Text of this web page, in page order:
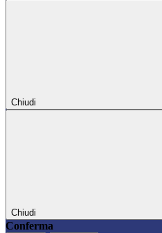
Chiudi
Chiudi
Conferma